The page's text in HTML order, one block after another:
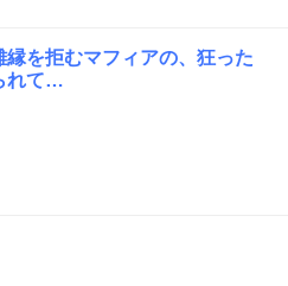
縁を拒むマフィアの、狂った
れて…